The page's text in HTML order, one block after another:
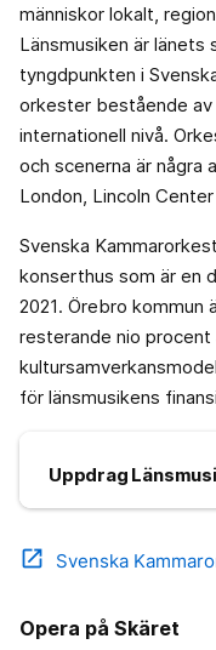
människor lokalt,
Länsmusiken är
tyngdpunkten i
orkester bestående av
internationell nivå.
och scenerna är några
London, Lincoln
Svenska
konserthus som är en
2021. Örebro kommun
resterande nio procent
för länsmusikens
Uppdrag
open_in_new Svenska
Opera på Skäret